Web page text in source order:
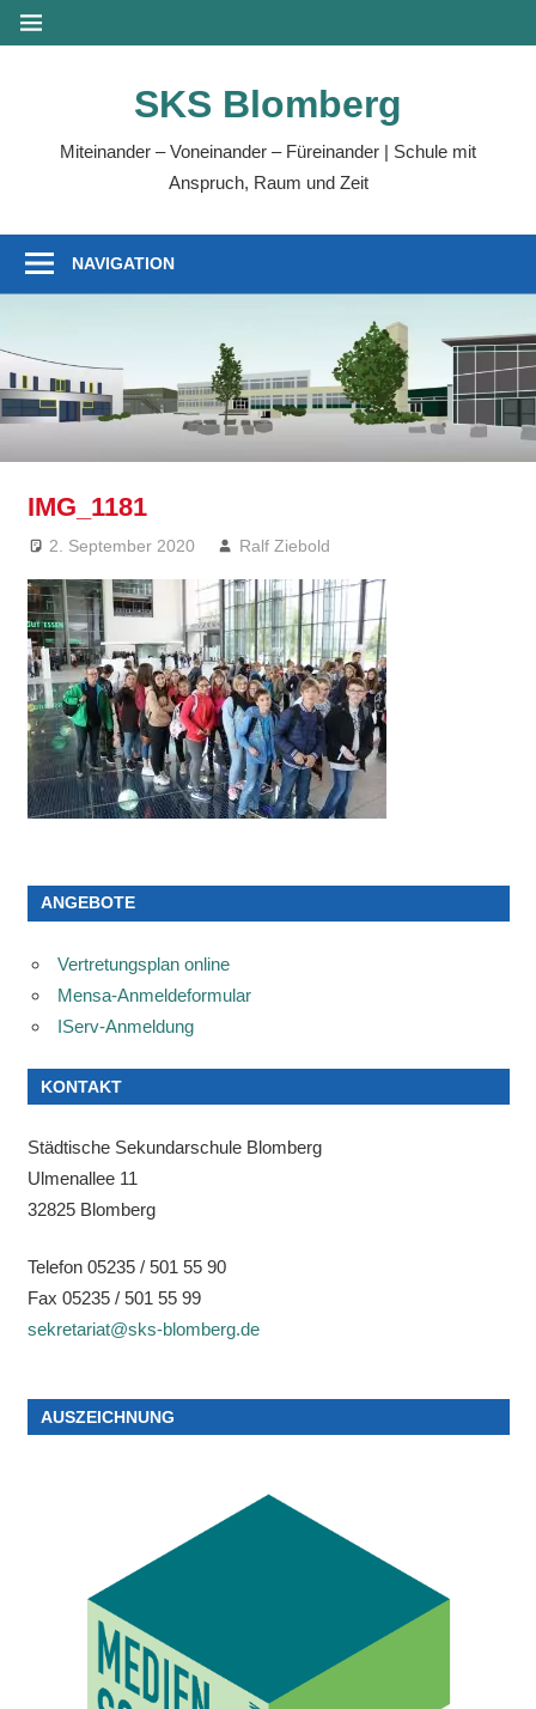
Zum
Inhalt
MENÜ
SKS Blomberg
Miteinander – Voneinander – Füreinander | Schule mit
Anspruch, Raum und Zeit
NAVIGATION
IMG_1181
2. September 2020 Ralf Ziebold
ANGEBOTE
Vertretungsplan online
Mensa-Anmeldeformular
IServ-Anmeldung
KONTAKT
Städtische Sekundarschule Blomberg
Ulmenallee 11
32825 Blomberg
Telefon 05235 / 501 55 90
Fax 05235 / 501 55 99
sekretariat@sks-blomberg.de
AUSZEICHNUNG